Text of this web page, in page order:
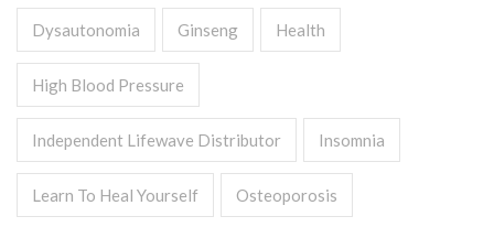
Dysautonomia Ginseng Health
High Blood Pressure
Independent Lifewave Distributor Insomnia
Learn To Heal Yourself Osteoporosis